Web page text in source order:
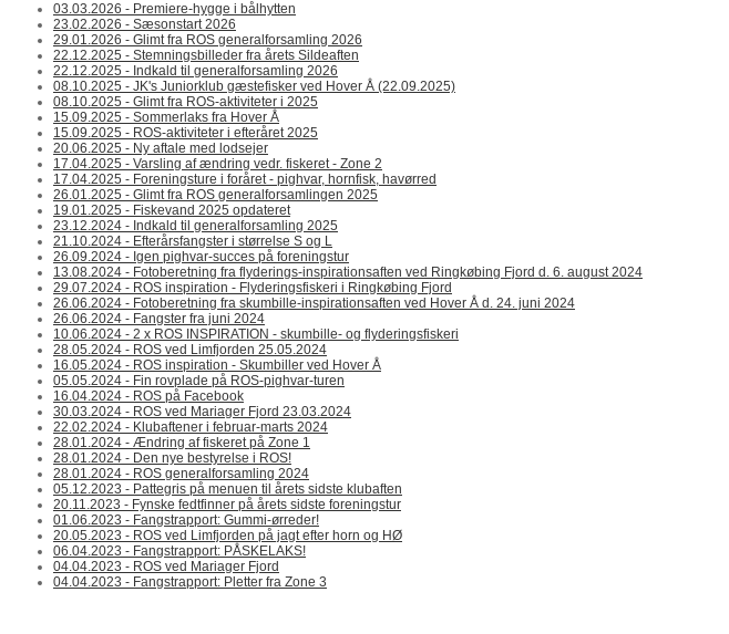
03.03.2026 - Premiere-hygge i bålhytten
23.02.2026 - Sæsonstart 2026
29.01.2026 - Glimt fra ROS generalforsamling 2026
22.12.2025 - Stemningsbilleder fra årets Sildeaften
22.12.2025 - Indkald til generalforsamling 2026
08.10.2025 - JK's Juniorklub gæstefisker ved Hover Å (22.09.2025)
08.10.2025 - Glimt fra ROS-aktiviteter i 2025
15.09.2025 - Sommerlaks fra Hover Å
15.09.2025 - ROS-aktiviteter i efteråret 2025
20.06.2025 - Ny aftale med lodsejer
17.04.2025 - Varsling af ændring vedr. fiskeret - Zone 2
17.04.2025 - Foreningsture i foråret - pighvar, hornfisk, havørred
26.01.2025 - Glimt fra ROS generalforsamlingen 2025
19.01.2025 - Fiskevand 2025 opdateret
23.12.2024 - Indkald til generalforsamling 2025
21.10.2024 - Efterårsfangster i størrelse S og L
26.09.2024 - Igen pighvar-succes på foreningstur
13.08.2024 - Fotoberetning fra flyderings-inspirationsaften ved Ringkøbing Fjord d. 6. august 2024
29.07.2024 - ROS inspiration - Flyderingsfiskeri i Ringkøbing Fjord
26.06.2024 - Fotoberetning fra skumbille-inspirationsaften ved Hover Å d. 24. juni 2024
26.06.2024 - Fangster fra juni 2024
10.06.2024 - 2 x ROS INSPIRATION - skumbille- og flyderingsfiskeri
28.05.2024 - ROS ved Limfjorden 25.05.2024
16.05.2024 - ROS inspiration - Skumbiller ved Hover Å
05.05.2024 - Fin rovplade på ROS-pighvar-turen
16.04.2024 - ROS på Facebook
30.03.2024 - ROS ved Mariager Fjord 23.03.2024
22.02.2024 - Klubaftener i februar-marts 2024
28.01.2024 - Ændring af fiskeret på Zone 1
28.01.2024 - Den nye bestyrelse i ROS!
28.01.2024 - ROS generalforsamling 2024
05.12.2023 - Pattegris på menuen til årets sidste klubaften
20.11.2023 - Fynske fedtfinner på årets sidste foreningstur
01.06.2023 - Fangstrapport: Gummi-ørreder!
20.05.2023 - ROS ved Limfjorden på jagt efter horn og HØ
06.04.2023 - Fangstrapport: PÅSKELAKS!
04.04.2023 - ROS ved Mariager Fjord
04.04.2023 - Fangstrapport: Pletter fra Zone 3